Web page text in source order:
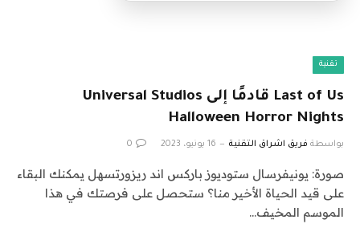
تقنية
Last of Us قادمًا إلى Universal Studios
Halloween Horror Nights
بواسطة فريق اشراق التقنية 16 يونيو، 2023 0
صورة: يونيفرسال ستوديوز باركس اند ريزورتسهل يمكنك البقاء
على قيد الحياة الأخير منا؟ ستحصل على فرصتك في هذا
الموسم المخيف…